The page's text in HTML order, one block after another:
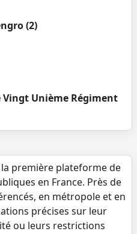
(2)
Vingt Unième Régiment
première plateforme de
en France. Près de
en métropole et en
précises sur leur
ou leurs restrictions